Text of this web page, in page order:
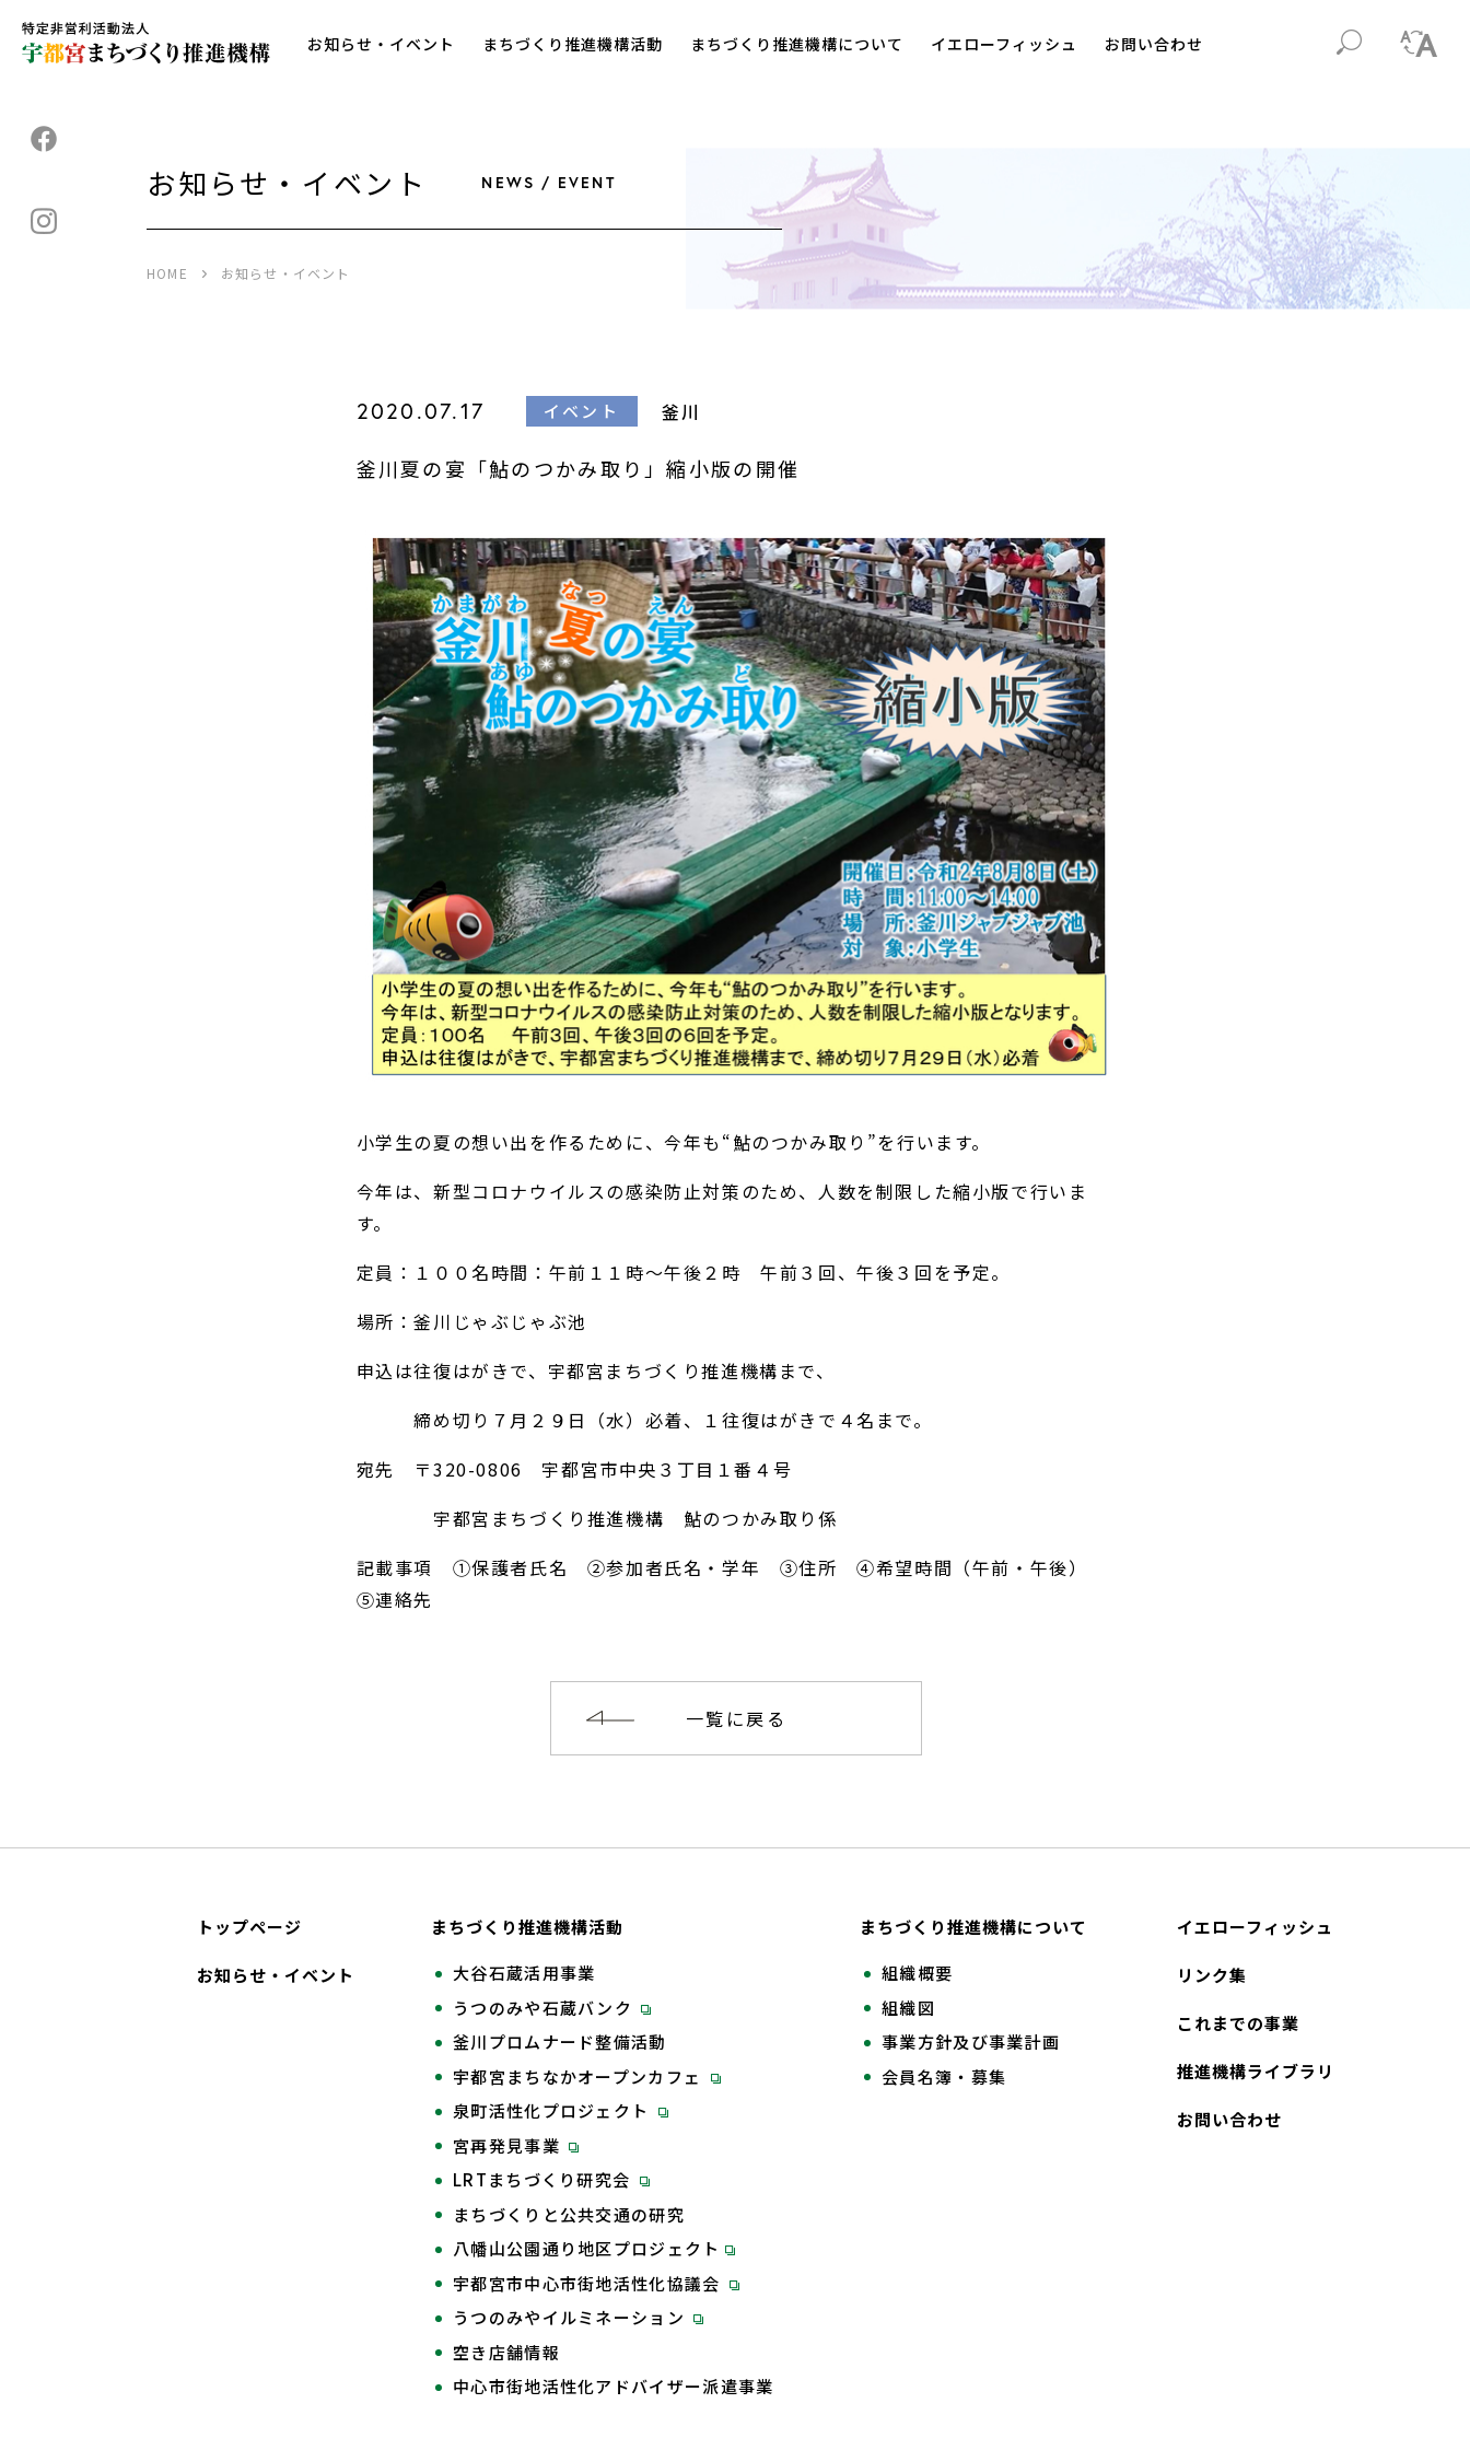
お知らせ・イベント まちづくり推進機構活動 まちづくり推進機構について イエローフィッシュ お問い合わせ
お知らせ・イベント NEWS / EVENT
HOME お知らせ・イベント
2020.07.17 イベント 釜川
釜川夏の宴「鮎のつかみ取り」縮小版の開催
小学生の夏の想い出を作るために、今年も“鮎のつかみ取り”を行います。
今年は、新型コロナウイルスの感染防止対策のため、人数を制限した縮小版で行いま
す。
定員：１００名時間：午前１１時～午後２時 午前３回、午後３回を予定。
場所：釜川じゃぶじゃぶ池
申込は往復はがきで、宇都宮まちづくり推進機構まで、
締め切り７月２９日（水）必着、１往復はがきで４名まで。
宛先 〒320-0806 宇都宮市中央３丁目１番４号
宇都宮まちづくり推進機構 鮎のつかみ取り係
記載事項 ①保護者氏名 ②参加者氏名・学年 ③住所 ④希望時間（午前・午後）
⑤連絡先
一覧に戻る
トップページ
お知らせ・イベント
まちづくり推進機構活動
大谷石蔵活用事業
うつのみや石蔵バンク
釜川プロムナード整備活動
宇都宮まちなかオープンカフェ
泉町活性化プロジェクト
宮再発見事業
LRTまちづくり研究会
まちづくりと公共交通の研究
八幡山公園通り地区プロジェクト
宇都宮市中心市街地活性化協議会
うつのみやイルミネーション
空き店舗情報
中心市街地活性化アドバイザー派遣事業
まちづくり推進機構について
組織概要
組織図
事業方針及び事業計画
会員名簿・募集
イエローフィッシュ
リンク集
これまでの事業
推進機構ライブラリ
お問い合わせ